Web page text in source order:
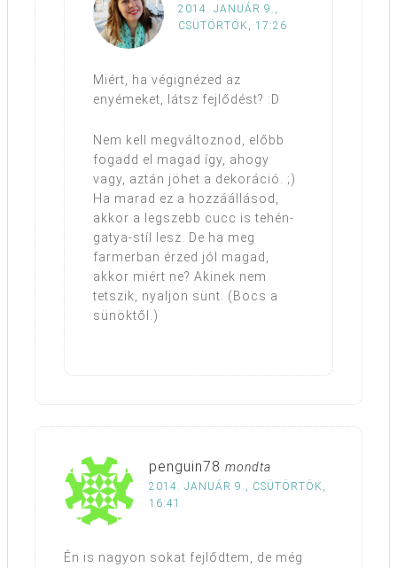
2014. JANUÁR 9.,
CSÜTÖRTÖK, 17:26
Miért, ha végignézed az
enyémeket, látsz fejlődést? :D
Nem kell megváltoznod, előbb
fogadd el magad így, ahogy
vagy, aztán jöhet a dekoráció. ;)
Ha marad ez a hozzáállásod,
akkor a legszebb cucc is tehén-
gatya-stíl lesz. De ha meg
farmerban érzed jól magad,
akkor miért ne? Akinek nem
tetszik, nyaljon sünt. (Bocs a
sünöktől.)
penguin78 mondta
2014. JANUÁR 9., CSÜTÖRTÖK,
16:41
Én is nagyon sokat fejlődtem, de még